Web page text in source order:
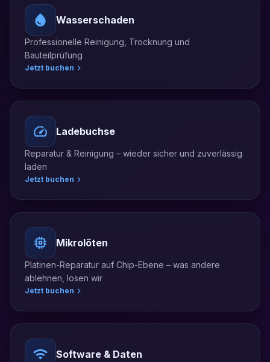
Wasserschaden
Professionelle Reinigung, Trocknung und
Bauteilprüfung
Jetzt buchen
Ladebuchse
Reparatur & Reinigung – wieder sicher und zuverlässig
laden
Jetzt buchen
Mikrolöten
Platinen-Reparatur auf Chip-Ebene – was andere
ablehnen, lösen wir
Jetzt buchen
Software & Daten